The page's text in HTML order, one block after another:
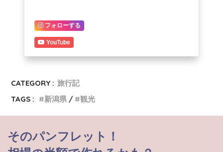
フォローする
YouTube
CATEGORY : 旅行記
TAGS :
新潟県 観光
そのパンフレット！